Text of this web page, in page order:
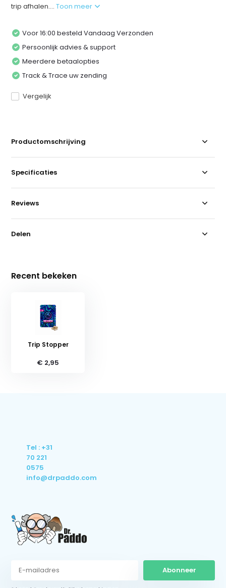
trip afhalen....Toon meer
Voor 16:00 besteld Vandaag Verzonden
Persoonlijk advies & support
Meerdere betaalopties
Track & Trace uw zending
Vergelijk
Productomschrijving
Specificaties
Reviews
Delen
Recent bekeken
Trip Stopper
€ 2,95
Tel : +31
70 221
0575
info@drpaddo.com
Abonneer